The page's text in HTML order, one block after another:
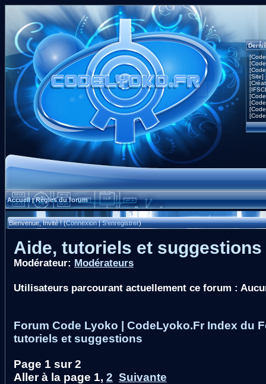
[Site]
Accueil|Règles du forum
Bienvenue, Invité ! (Connexion|S'enregistrer)
Aide, tutoriels et suggestions
Modérateur: Modérateurs
Utilisateurs parcourant actuellement ce forum :
Forum Code Lyoko | CodeLyoko.Fr Index du
tutoriels et suggestions
Page 1 sur2
Aller à la page 1, 2 Suivante